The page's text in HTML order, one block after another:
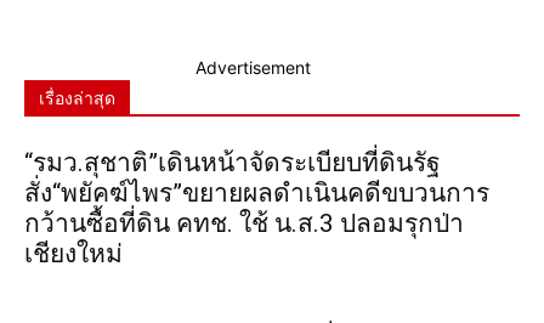
Advertisement
เรื่องล่าสุด
“รมว.สุชาติ”เดินหน้าจัดระเบียบที่ดินรัฐ
สั่ง“พยัคฆ์ไพร”ขยายผลดำเนินคดีขบวนการ
กว้านซื้อที่ดิน คทช. ใช้ น.ส.3 ปลอมรุกป่า
เชียงใหม่